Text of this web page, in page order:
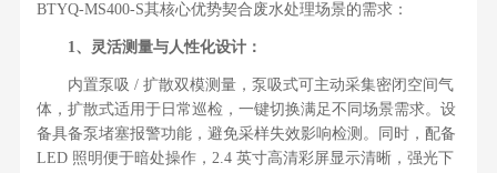
BTYQ-MS400-S其核心优势契合废水处理场景的需求：
1、灵活测量与人性化设计：
内置泵吸 / 扩散双模测量，泵吸式可主动采集密闭空间气
体，扩散式适用于日常巡检，一键切换满足不同场景需求。设
备具备泵堵塞报警功能，避免采样失效影响检测。同时，配备
LED 照明便于暗处操作，2.4 英寸高清彩屏显示清晰，强光下